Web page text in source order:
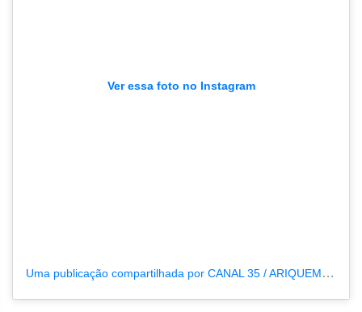
Ver essa foto no Instagram
Uma publicação compartilhada por CANAL 35 / ARIQUEMES190 (@tvpcanal35)